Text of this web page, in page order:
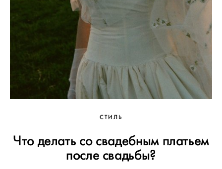
СТИЛЬ
Что делать со свадебным платьем
после свадьбы?